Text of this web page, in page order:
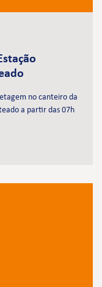
no canteiro da
a partir das 07h